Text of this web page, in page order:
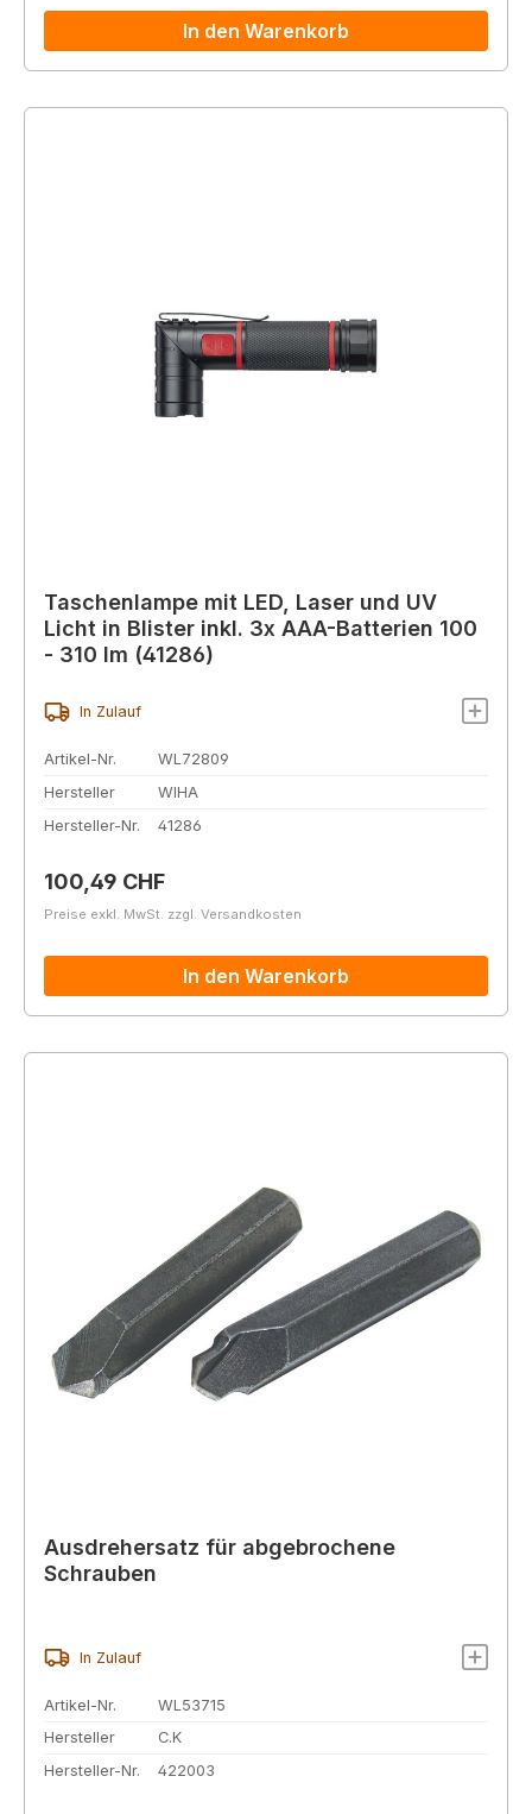
In den Warenkorb
Taschenlampe mit LED, Laser und UV
Licht in Blister inkl. 3x AAA-Batterien 100
- 310 lm (41286)
In Zulauf
Artikel-Nr.
WL72809
Hersteller
WIHA
Hersteller-Nr.
41286
Regulärer Preis:
100,49 CHF
Preise exkl. MwSt. zzgl. Versandkosten
In den Warenkorb
Ausdrehersatz für abgebrochene
Schrauben
In Zulauf
Artikel-Nr.
WL53715
Hersteller
C.K
Hersteller-Nr.
422003